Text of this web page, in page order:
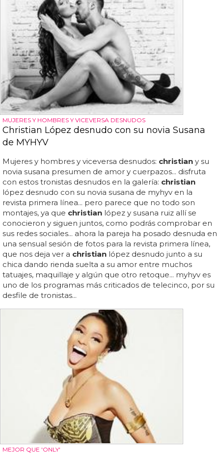
MUJERES Y HOMBRES Y VICEVERSA DESNUDOS
Christian López desnudo con su novia Susana
de MYHYV
Mujeres y hombres y viceversa desnudos: christian y su
novia susana presumen de amor y cuerpazos... disfruta
con estos tronistas desnudos en la galería: christian
lópez desnudo con su novia susana de myhyv en la
revista primera línea... pero parece que no todo son
montajes, ya que christian lópez y susana ruiz allí se
conocieron y siguen juntos, como podrás comprobar en
sus redes sociales... ahora la pareja ha posado desnuda en
una sensual sesión de fotos para la revista primera línea,
que nos deja ver a christian lópez desnudo junto a su
chica dando rienda suelta a su amor entre muchos
tatuajes, maquillaje y algún que otro retoque... myhyv es
uno de los programas más criticados de telecinco, por su
desfile de tronistas...
MEJOR QUE 'ONLY'